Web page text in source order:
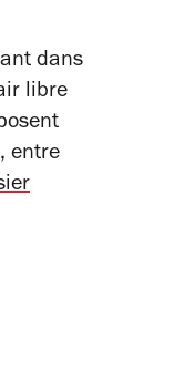
dans
libre
entre